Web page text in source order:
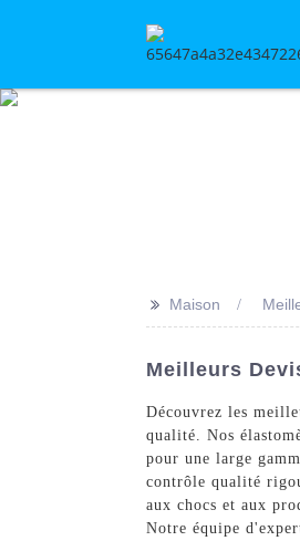
>> Maison
Meilleurs
Découvrez les
qualité. Nos
pour une large
contrôle qualité
aux chocs et aux
Notre équipe